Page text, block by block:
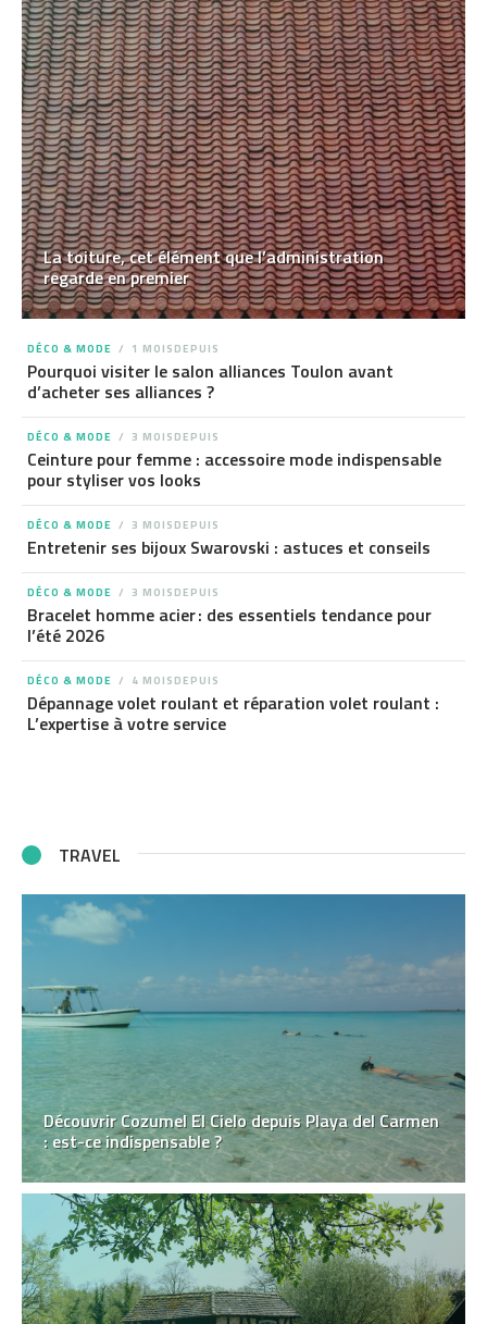
La toiture, cet élément que l’administration
regarde en premier
DÉCO & MODE 1 MOISDEPUIS
Pourquoi visiter le salon alliances Toulon avant
d’acheter ses alliances ?
DÉCO & MODE 3 MOISDEPUIS
Ceinture pour femme : accessoire mode indispensable
pour styliser vos looks
DÉCO & MODE 3 MOISDEPUIS
Entretenir ses bijoux Swarovski : astuces et conseils
DÉCO & MODE 3 MOISDEPUIS
Bracelet homme acier : des essentiels tendance pour
l’été 2026
DÉCO & MODE 4 MOISDEPUIS
Dépannage volet roulant et réparation volet roulant :
L’expertise à votre service
TRAVEL
Découvrir Cozumel El Cielo depuis Playa del Carmen
: est-ce indispensable ?